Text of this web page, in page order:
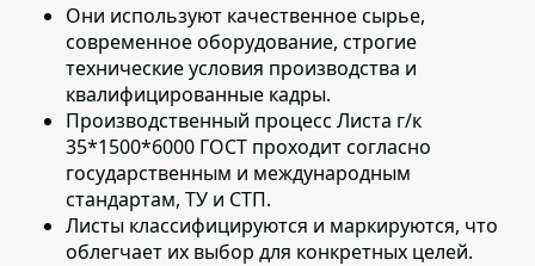
Они используют качественное сырье,
современное оборудование, строгие
технические условия производства и
квалифицированные кадры.
Производственный процесс Листа г/к
35*1500*6000 ГОСТ проходит согласно
государственным и международным
стандартам, ТУ и СТП.
Листы классифицируются и маркируются, что
облегчает их выбор для конкретных целей.